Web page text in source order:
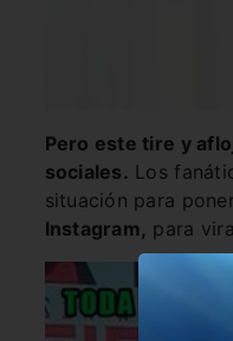
Pero este tire y
sociales. Los
situación para
Instagram, para